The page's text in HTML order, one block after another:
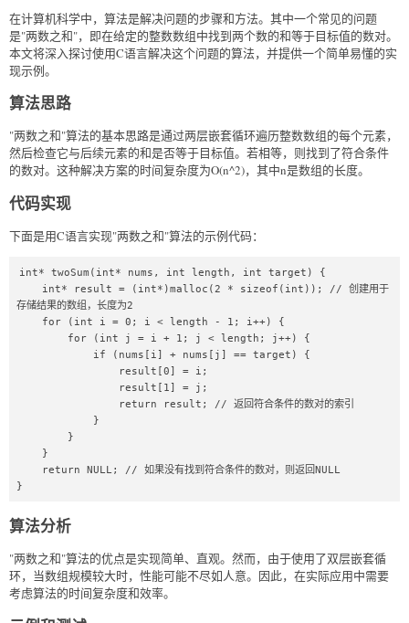
在计算机科学中，算法是解决问题的步骤和方法。其中一个常见的问题
是"两数之和"，即在给定的整数数组中找到两个数的和等于目标值的数对。
本文将深入探讨使用C语言解决这个问题的算法，并提供一个简单易懂的实
现示例。
算法思路
"两数之和"算法的基本思路是通过两层嵌套循环遍历整数数组的每个元素，
然后检查它与后续元素的和是否等于目标值。若相等，则找到了符合条件
的数对。这种解决方案的时间复杂度为O(n^2)，其中n是数组的长度。
代码实现
下面是用C语言实现"两数之和"算法的示例代码：
int* twoSum(int* nums, int length, int target) {
存储结果的数组，长度为2
}
算法分析
"两数之和"算法的优点是实现简单、直观。然而，由于使用了双层嵌套循
环，当数组规模较大时，性能可能不尽如人意。因此，在实际应用中需要
考虑算法的时间复杂度和效率。